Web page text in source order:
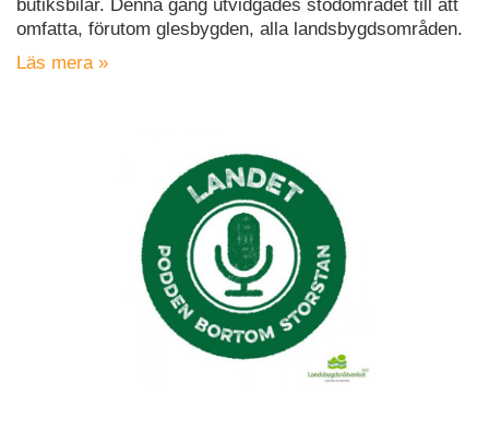
butiksbilar. Denna gång utvidgades stödområdet till att
omfatta, förutom glesbygden, alla landsbygdsområden.
Läs mera »